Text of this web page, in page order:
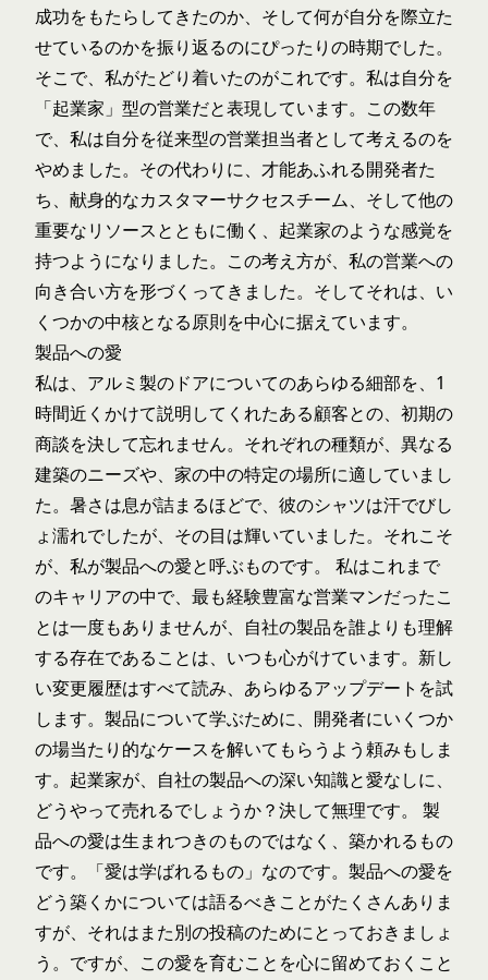
成功をもたらしてきたのか、そして何が自分を際立た
せているのかを振り返るのにぴったりの時期でした。
そこで、私がたどり着いたのがこれです。私は自分を
「起業家」型の営業だと表現しています。この数年
で、私は自分を従来型の営業担当者として考えるのを
やめました。その代わりに、才能あふれる開発者た
ち、献身的なカスタマーサクセスチーム、そして他の
重要なリソースとともに働く、起業家のような感覚を
持つようになりました。この考え方が、私の営業への
向き合い方を形づくってきました。そしてそれは、い
くつかの中核となる原則を中心に据えています。
製品への愛
私は、アルミ製のドアについてのあらゆる細部を、1
時間近くかけて説明してくれたある顧客との、初期の
商談を決して忘れません。それぞれの種類が、異なる
建築のニーズや、家の中の特定の場所に適していまし
た。暑さは息が詰まるほどで、彼のシャツは汗でびし
ょ濡れでしたが、その目は輝いていました。それこそ
が、私が製品への愛と呼ぶものです。 私はこれまで
のキャリアの中で、最も経験豊富な営業マンだったこ
とは一度もありませんが、自社の製品を誰よりも理解
する存在であることは、いつも心がけています。新し
い変更履歴はすべて読み、あらゆるアップデートを試
します。製品について学ぶために、開発者にいくつか
の場当たり的なケースを解いてもらうよう頼みもしま
す。起業家が、自社の製品への深い知識と愛なしに、
どうやって売れるでしょうか？決して無理です。 製
品への愛は生まれつきのものではなく、築かれるもの
です。「愛は学ばれるもの」なのです。製品への愛を
どう築くかについては語るべきことがたくさんありま
すが、それはまた別の投稿のためにとっておきましょ
う。ですが、この愛を育むことを心に留めておくこと